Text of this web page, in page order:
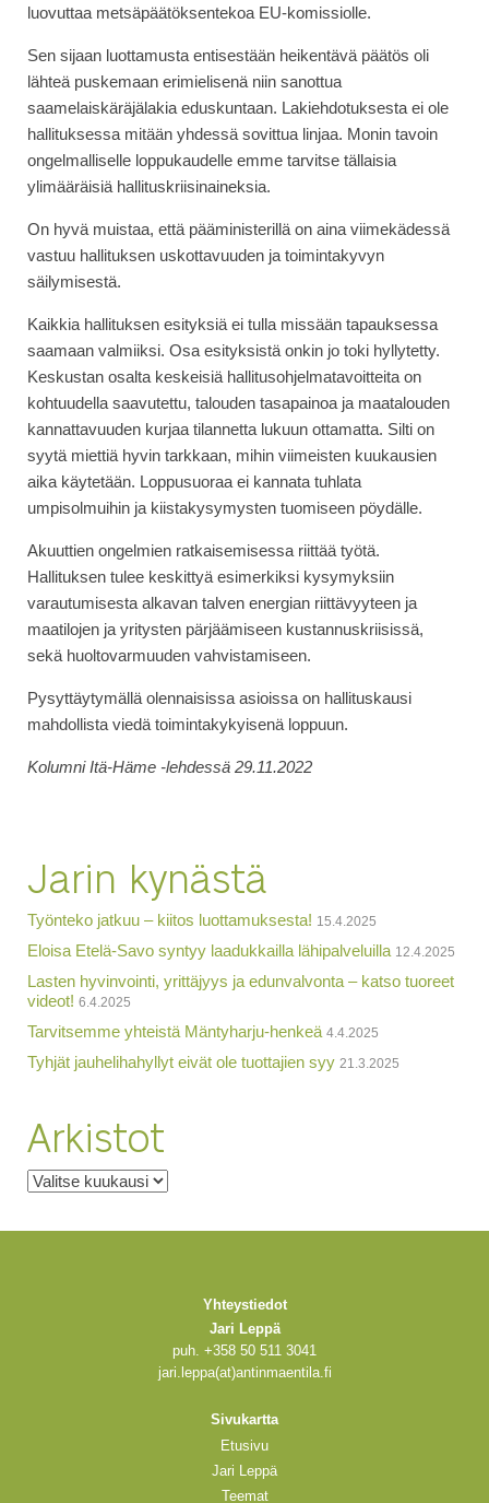
luovuttaa metsäpäätöksentekoa EU-komissiolle.
Sen sijaan luottamusta entisestään heikentävä päätös oli
lähteä puskemaan erimielisenä niin sanottua
saamelaiskäräjälakia eduskuntaan. Lakiehdotuksesta ei ole
hallituksessa mitään yhdessä sovittua linjaa. Monin tavoin
ongelmalliselle loppukaudelle emme tarvitse tällaisia
ylimääräisiä hallituskriisinaineksia.
On hyvä muistaa, että pääministerillä on aina viimekädessä
vastuu hallituksen uskottavuuden ja toimintakyvyn
säilymisestä.
Kaikkia hallituksen esityksiä ei tulla missään tapauksessa
saamaan valmiiksi. Osa esityksistä onkin jo toki hyllytetty.
Keskustan osalta keskeisiä hallitusohjelmatavoitteita on
kohtuudella saavutettu, talouden tasapainoa ja maatalouden
kannattavuuden kurjaa tilannetta lukuun ottamatta. Silti on
syytä miettiä hyvin tarkkaan, mihin viimeisten kuukausien
aika käytetään. Loppusuoraa ei kannata tuhlata
umpisolmuihin ja kiistakysymysten tuomiseen pöydälle.
Akuuttien ongelmien ratkaisemisessa riittää työtä.
Hallituksen tulee keskittyä esimerkiksi kysymyksiin
varautumisesta alkavan talven energian riittävyyteen ja
maatilojen ja yritysten pärjäämiseen kustannuskriisissä,
sekä huoltovarmuuden vahvistamiseen.
Pysyttäytymällä olennaisissa asioissa on hallituskausi
mahdollista viedä toimintakykyisenä loppuun.
Kolumni Itä-Häme -lehdessä 29.11.2022
Jarin kynästä
Työnteko jatkuu – kiitos luottamuksesta! 15.4.2025
Eloisa Etelä-Savo syntyy laadukkailla lähipalveluilla 12.4.2025
Lasten hyvinvointi, yrittäjyys ja edunvalvonta – katso tuoreet
videot! 6.4.2025
Tarvitsemme yhteistä Mäntyharju-henkeä 4.4.2025
Tyhjät jauhelihahyllyt eivät ole tuottajien syy 21.3.2025
Arkistot
Arkistot
Yhteystiedot
Jari Leppä
puh. +358 50 511 3041
jari.leppa(at)antinmaentila.fi
Sivukartta
Etusivu
Jari Leppä
Teemat